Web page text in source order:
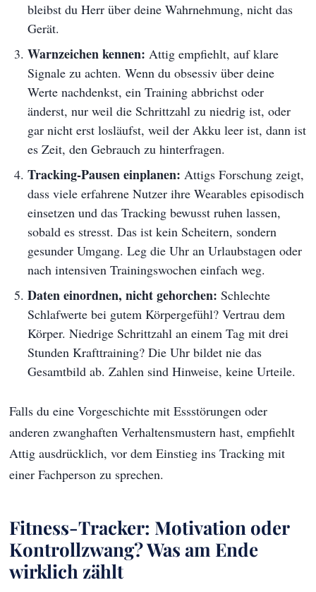
bleibst du Herr über deine Wahrnehmung, nicht das
Gerät.
Warnzeichen kennen: Attig empfiehlt, auf klare
Signale zu achten. Wenn du obsessiv über deine
Werte nachdenkst, ein Training abbrichst oder
änderst, nur weil die Schrittzahl zu niedrig ist, oder
gar nicht erst losläufst, weil der Akku leer ist, dann ist
es Zeit, den Gebrauch zu hinterfragen.
Tracking-Pausen einplanen: Attigs Forschung zeigt,
dass viele erfahrene Nutzer ihre Wearables episodisch
einsetzen und das Tracking bewusst ruhen lassen,
sobald es stresst. Das ist kein Scheitern, sondern
gesunder Umgang. Leg die Uhr an Urlaubstagen oder
nach intensiven Trainingswochen einfach weg.
Daten einordnen, nicht gehorchen: Schlechte
Schlafwerte bei gutem Körpergefühl? Vertrau dem
Körper. Niedrige Schrittzahl an einem Tag mit drei
Stunden Krafttraining? Die Uhr bildet nie das
Gesamtbild ab. Zahlen sind Hinweise, keine Urteile.
Falls du eine Vorgeschichte mit Essstörungen oder
anderen zwanghaften Verhaltensmustern hast, empfiehlt
Attig ausdrücklich, vor dem Einstieg ins Tracking mit
einer Fachperson zu sprechen.
Fitness-Tracker: Motivation oder
Kontrollzwang? Was am Ende
wirklich zählt